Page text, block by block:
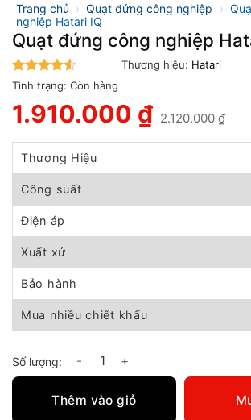
Trang chủ › Quạt đứng công nghiệp ›
nghiệp Hatari IQ
Quạt đứng công nghiệp
4.5trên 5
Thương hiệu: Hatari
Tình trạng: Còn hàng
2.120.000₫
gốc
là:
2.120.000 ₫.
1.910.000 ₫
hiện
tại
1.910.000 ₫.
Thương Hiệu
Công suất
Điện áp
Xuất xứ
Bảo hành
Mua nhiều chiết khấu
Quạt đứng công nghiệp Hatari IQ số lượng
Thêm vào giỏ